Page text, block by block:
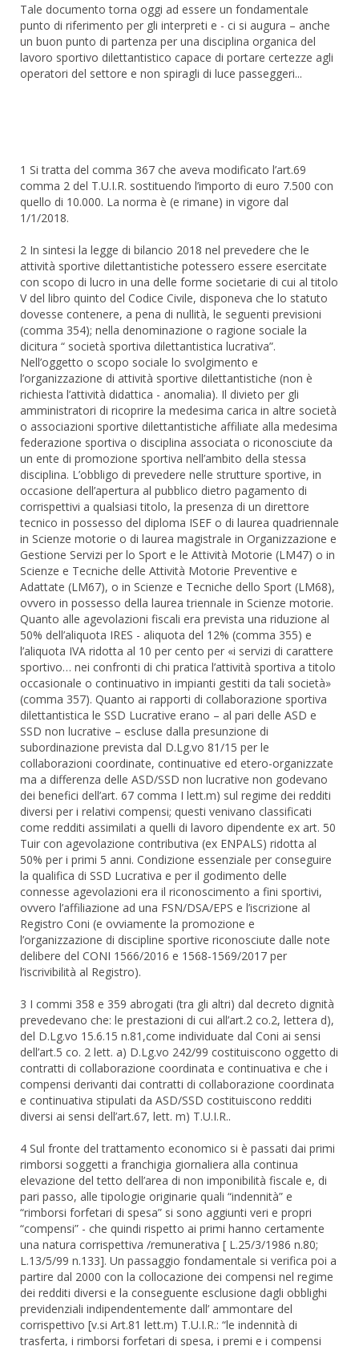
Tale documento torna oggi ad essere un fondamentale
punto di riferimento per gli interpreti e - ci si augura – anche
un buon punto di partenza per una disciplina organica del
lavoro sportivo dilettantistico capace di portare certezze agli
operatori del settore e non spiragli di luce passeggeri...
1 Si tratta del comma 367 che aveva modificato l’art.69
comma 2 del T.U.I.R. sostituendo l’importo di euro 7.500 con
quello di 10.000. La norma è (e rimane) in vigore dal
1/1/2018.
2 In sintesi la legge di bilancio 2018 nel prevedere che le
attività sportive dilettantistiche potessero essere esercitate
con scopo di lucro in una delle forme societarie di cui al titolo
V del libro quinto del Codice Civile, disponeva che lo statuto
dovesse contenere, a pena di nullità, le seguenti previsioni
(comma 354); nella denominazione o ragione sociale la
dicitura “ società sportiva dilettantistica lucrativa”.
Nell’oggetto o scopo sociale lo svolgimento e
l’organizzazione di attività sportive dilettantistiche (non è
richiesta l’attività didattica - anomalia). Il divieto per gli
amministratori di ricoprire la medesima carica in altre società
o associazioni sportive dilettantistiche affiliate alla medesima
federazione sportiva o disciplina associata o riconosciute da
un ente di promozione sportiva nell’ambito della stessa
disciplina. L’obbligo di prevedere nelle strutture sportive, in
occasione dell’apertura al pubblico dietro pagamento di
corrispettivi a qualsiasi titolo, la presenza di un direttore
tecnico in possesso del diploma ISEF o di laurea quadriennale
in Scienze motorie o di laurea magistrale in Organizzazione e
Gestione Servizi per lo Sport e le Attività Motorie (LM47) o in
Scienze e Tecniche delle Attività Motorie Preventive e
Adattate (LM67), o in Scienze e Tecniche dello Sport (LM68),
ovvero in possesso della laurea triennale in Scienze motorie.
Quanto alle agevolazioni fiscali era prevista una riduzione al
50% dell’aliquota IRES - aliquota del 12% (comma 355) e
l’aliquota IVA ridotta al 10 per cento per «i servizi di carattere
sportivo… nei confronti di chi pratica l’attività sportiva a titolo
occasionale o continuativo in impianti gestiti da tali società»
(comma 357). Quanto ai rapporti di collaborazione sportiva
dilettantistica le SSD Lucrative erano – al pari delle ASD e
SSD non lucrative – escluse dalla presunzione di
subordinazione prevista dal D.Lg.vo 81/15 per le
collaborazioni coordinate, continuative ed etero-organizzate
ma a differenza delle ASD/SSD non lucrative non godevano
dei benefici dell’art. 67 comma I lett.m) sul regime dei redditi
diversi per i relativi compensi; questi venivano classificati
come redditi assimilati a quelli di lavoro dipendente ex art. 50
Tuir con agevolazione contributiva (ex ENPALS) ridotta al
50% per i primi 5 anni. Condizione essenziale per conseguire
la qualifica di SSD Lucrativa e per il godimento delle
connesse agevolazioni era il riconoscimento a fini sportivi,
ovvero l’affiliazione ad una FSN/DSA/EPS e l’iscrizione al
Registro Coni (e ovviamente la promozione e
l’organizzazione di discipline sportive riconosciute dalle note
delibere del CONI 1566/2016 e 1568-1569/2017 per
l’iscrivibilità al Registro).
3 I commi 358 e 359 abrogati (tra gli altri) dal decreto dignità
prevedevano che: le prestazioni di cui all’art.2 co.2, lettera d),
del D.Lg.vo 15.6.15 n.81,come individuate dal Coni ai sensi
dell’art.5 co. 2 lett. a) D.Lg.vo 242/99 costituiscono oggetto di
contratti di collaborazione coordinata e continuativa e che i
compensi derivanti dai contratti di collaborazione coordinata
e continuativa stipulati da ASD/SSD costituiscono redditi
diversi ai sensi dell’art.67, lett. m) T.U.I.R..
4 Sul fronte del trattamento economico si è passati dai primi
rimborsi soggetti a franchigia giornaliera alla continua
elevazione del tetto dell’area di non imponibilità fiscale e, di
pari passo, alle tipologie originarie quali “indennità” e
“rimborsi forfetari di spesa” si sono aggiunti veri e propri
“compensi” - che quindi rispetto ai primi hanno certamente
una natura corrispettiva /remunerativa [ L.25/3/1986 n.80;
L.13/5/99 n.133]. Un passaggio fondamentale si verifica poi a
partire dal 2000 con la collocazione dei compensi nel regime
dei redditi diversi e la conseguente esclusione dagli obblighi
previdenziali indipendentemente dall’ ammontare del
corrispettivo [v.si Art.81 lett.m) T.U.I.R.: “le indennità di
trasferta, i rimborsi forfetari di spesa, i premi e i compensi